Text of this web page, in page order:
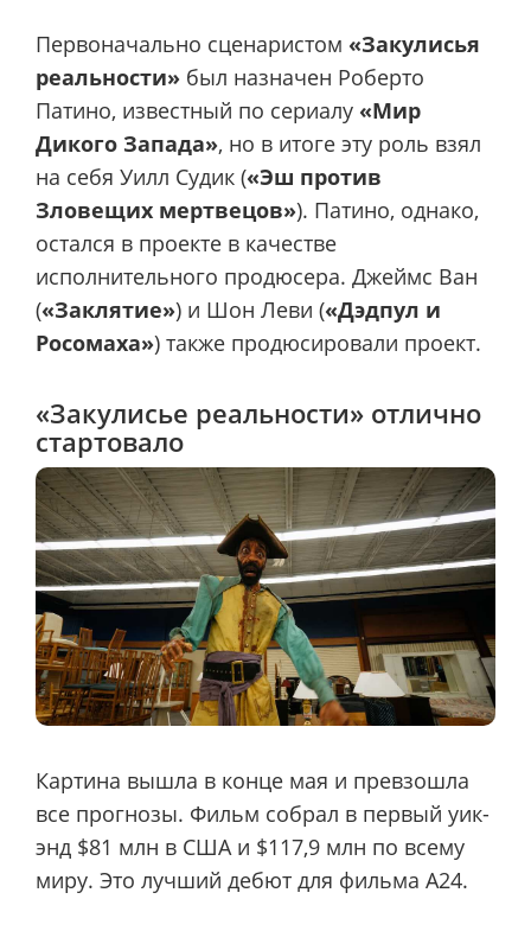
Первоначально сценаристом «Закулисья
реальности» был назначен Роберто
Патино, известный по сериалу «Мир
Дикого Запада», но в итоге эту роль взял
на себя Уилл Судик («Эш против
Зловещих мертвецов»). Патино, однако,
остался в проекте в качестве
исполнительного продюсера. Джеймс Ван
(«Заклятие») и Шон Леви («Дэдпул и
Росомаха») также продюсировали проект.
«Закулисье реальности» отлично
стартовало
Картина вышла в конце мая и превзошла
все прогнозы. Фильм собрал в первый уик-
энд $81 млн в США и $117,9 млн по всему
миру. Это лучший дебют для фильма A24.